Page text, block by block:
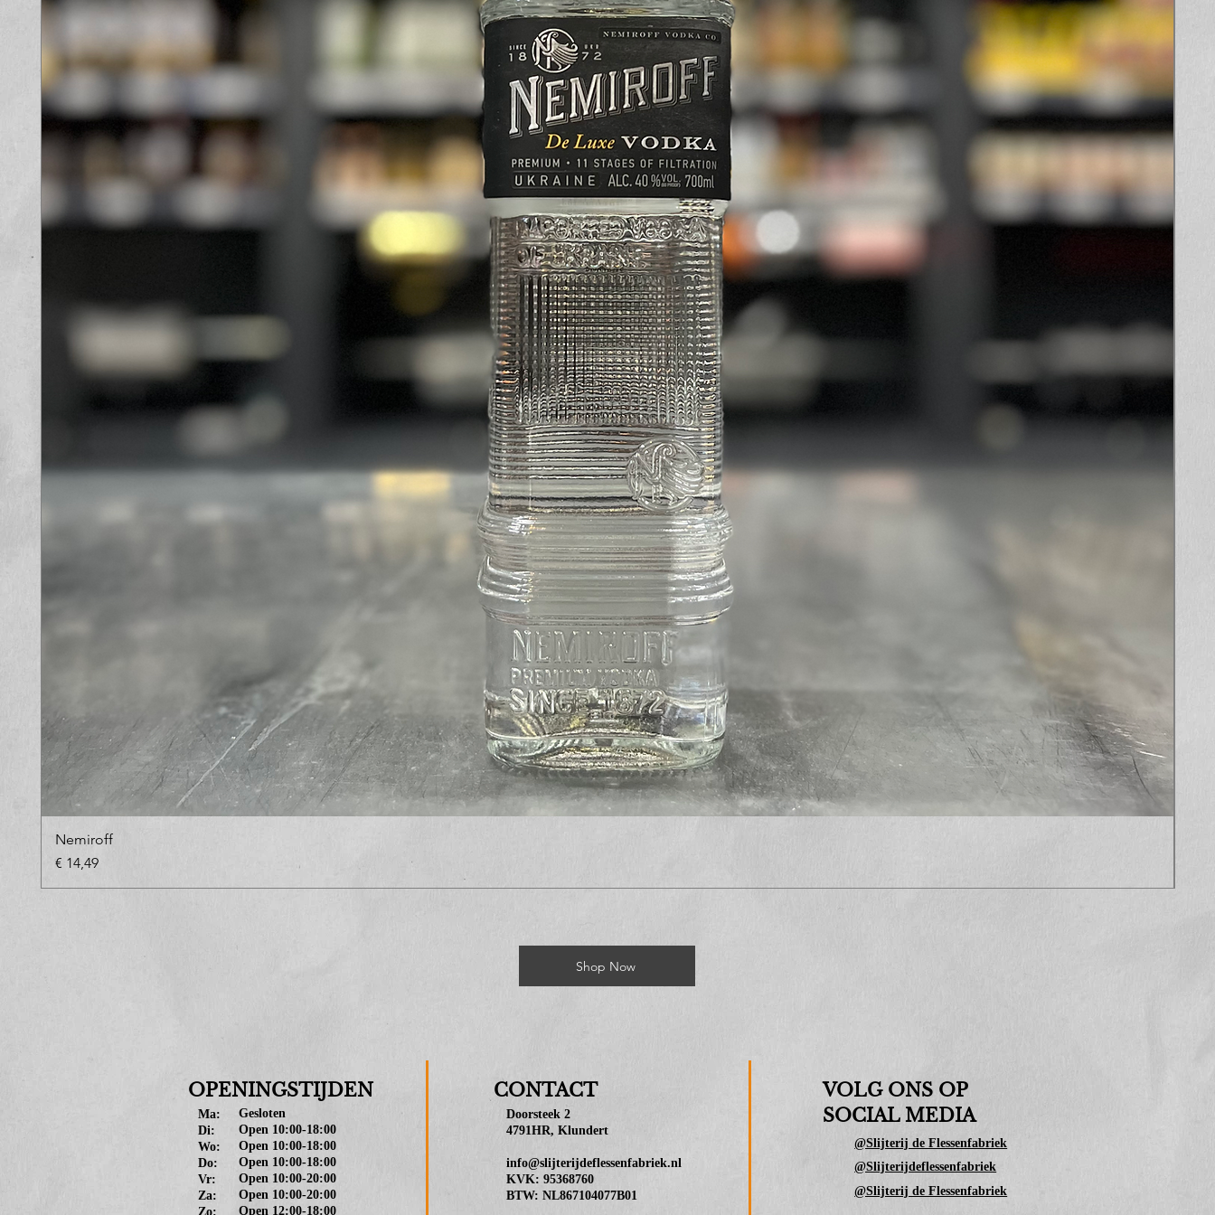
Nemiroff
Prijs
€ 14,49
Shop Now
OPENINGSTIJDEN
Ma:
Di:
Wo:
Do:
Vr:
Za:
Zo:
Gesloten
Open 10:00-18:00
Open 10:00-18:00
Open 10:00-18:00
Open 10:00-20:00
Open 10:00-20:00
Open 12:00-18:00
CONTACT
Doorsteek 2
4791HR, Klundert
info@slijterijdeflessenfabriek.nl
KVK: 95368760
BTW: NL867104077B01
VOLG ONS OP
SOCIAL MEDIA
@Slijterij de Flessenfabriek
@Slijterijdeflessenfabriek
@Slijterij de Flessenfabriek